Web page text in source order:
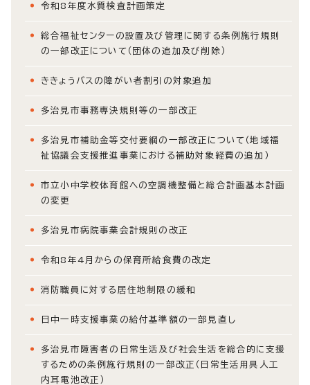
令和8年度水質検査計画策定
総合福祉センターの設置及び管理に関する条例施行規則
の一部改正について（団体の追加及び削除）
ききょうバスの障がい者割引の対象追加
多治見市事務専決規則等の一部改正
多治見市補助金等交付要綱の一部改正について（地域福
祉協議会支援推進事業における補助対象経費の追加）
市立小中学校体育館への空調機整備と総合計画基本計画
の変更
多治見市病院事業会計規則の改正
令和8年4月からの保育所給食費の改定
消防職員に対する居住地制限の緩和
日中一時支援事業の給付基準額の一部見直し
多治見市障害者の日常生活及び社会生活を総合的に支援
するための条例施行規則の一部改正（日常生活用具人工
内耳電池改正）